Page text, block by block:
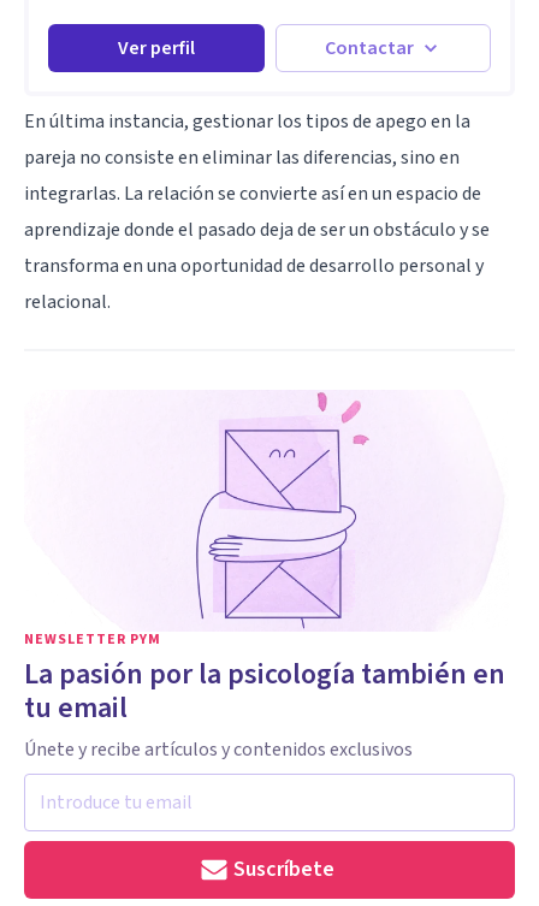
Ver perfil Contactar
En última instancia, gestionar los tipos de apego en la
pareja no consiste en eliminar las diferencias, sino en
integrarlas. La relación se convierte así en un espacio de
aprendizaje donde el pasado deja de ser un obstáculo y se
transforma en una oportunidad de desarrollo personal y
relacional.
NEWSLETTER PYM
La pasión por la psicología también en
tu email
Únete y recibe artículos y contenidos exclusivos
Suscríbete